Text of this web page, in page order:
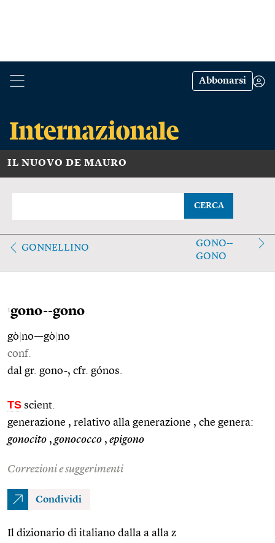
Abbonarsi
IL NUOVO DE MAURO
CERCA
GONNELLINO
GONO--
GONO
1gono--gono
gò no––gò no
conf.
dal gr. gono-, cfr. gónos.
TS scient.
generazione , relativo alla generazione , che genera:
gonocito , gonococco , epigono
Correzioni e suggerimenti
Condividi
Il dizionario di italiano dalla a alla z